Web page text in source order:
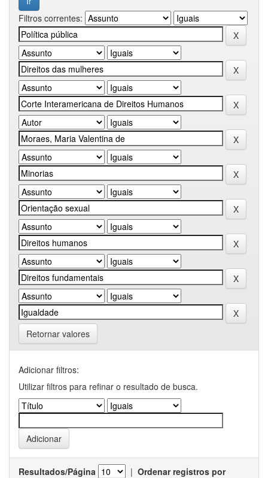
Filtros correntes:
Retornar valores
Adicionar filtros:
Utilizar filtros para refinar o resultado de busca.
Resultados/Página | Ordenar registros por